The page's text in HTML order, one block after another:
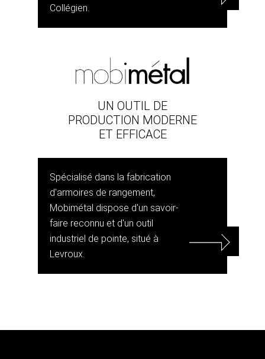
Collégien.
UN OUTIL DE
PRODUCTION MODERNE
ET EFFICACE
Spécialisé dans la fabrication
d'armoires de rangement,
Mobimétal dispose d'un savoir-
faire reconnu et d'un outil
industriel de pointe, situé à
Levroux.